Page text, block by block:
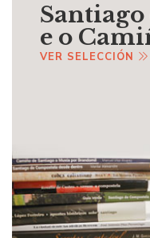
e o
VER SELECCIÓN